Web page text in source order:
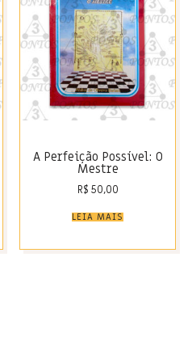
A Perfeição Possível: O
Mestre
R$ 50,00
LEIA MAIS